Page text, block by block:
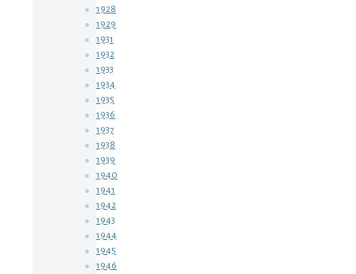
1928
1929
1931
1932
1933
1934
1935
1936
1937
1938
1939
1940
1941
1942
1943
1944
1945
1946